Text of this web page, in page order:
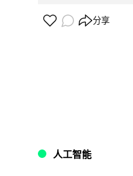
分享
人工智能